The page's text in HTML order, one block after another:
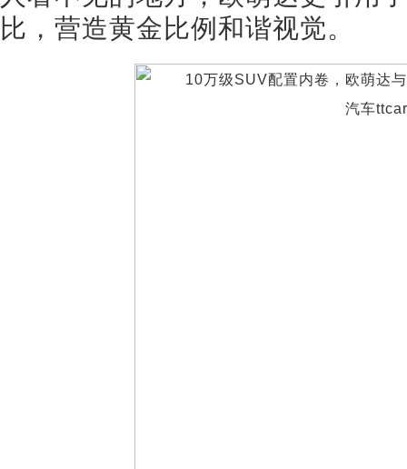
比，营造黄金比例和谐视觉。